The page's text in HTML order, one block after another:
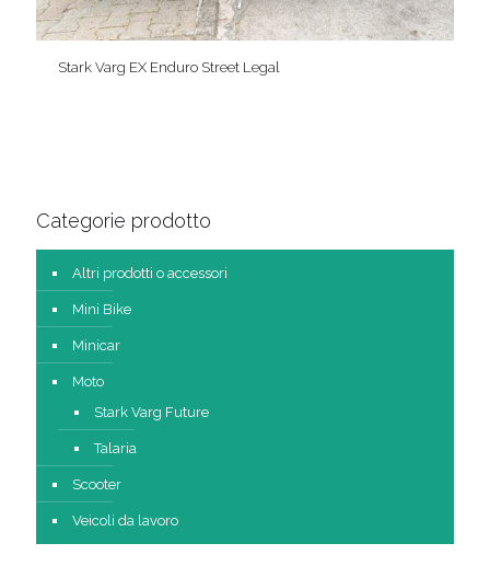
Stark Varg EX Enduro Street Legal
Categorie prodotto
Altri prodotti o accessori
Mini Bike
Minicar
Moto
Stark Varg Future
Talaria
Scooter
Veicoli da lavoro